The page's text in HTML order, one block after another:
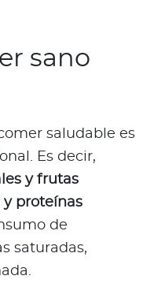
sano
saludable es
Es decir,
y frutas
y proteínas
de
saturadas,